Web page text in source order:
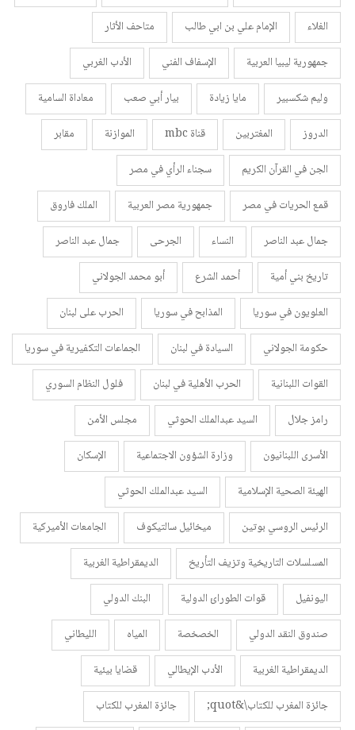
الغلاء
الإمام علي بن ابي طالب
متاحف الأثار
جمهورية ليبيا العربية
الإسفاف الفني
الأدب الغربي
وليم شكسبير
مايا زيادة بيار أبي صعب
معاداة السامية
الدروز
المغتربين قناة mbc الموازنة
مقابر
الجن في القرآن الكريم
سجناء الرأي في مصر
قمع الحريات في مصر
جمهورية مصر العربية
الملك فاروق
جمال عبد الناصر
النساء الجرحى
جمال عبد الناصر
تاريخ بني أمية
أحمد الشرع
أبو محمد الجولاني
العلويون في سوريا
المذابح في سوريا
الحرب على لبنان
حكومة الجولاني
السيادة في لبنان
الجماعات التكفيرية في سوريا
القوات اللبنانية
الحرب الأهلية في لبنان
فلول النظام السوري
رامز جلال
السيد عبدالملك الحوثي
مجلس الأمن
الأسرى اللبنانيون
وزارة الشؤون الاجتماعية
الإسكان
الهيئة الصحية الإسلامية
السيد عبدالملك الحوثي
الرئيس الروسي بوتين
ميخائيل سالتيكوف
الجامعات الأميركية
المسلسلات التاريخية وتزيف التأريخ
الديمقراطية الغربية
اليونفيل
قوات الطورائ الدولية
البنك الدولي
صندوق النقد الدولي
الخصخصة المياه
الليطاني
الديمقراطية الغربية
الأدب الإيطالي
قضايا بيئية
جائزة المغرب للكتاب\&quot;
جائزة المغرب للكتاب